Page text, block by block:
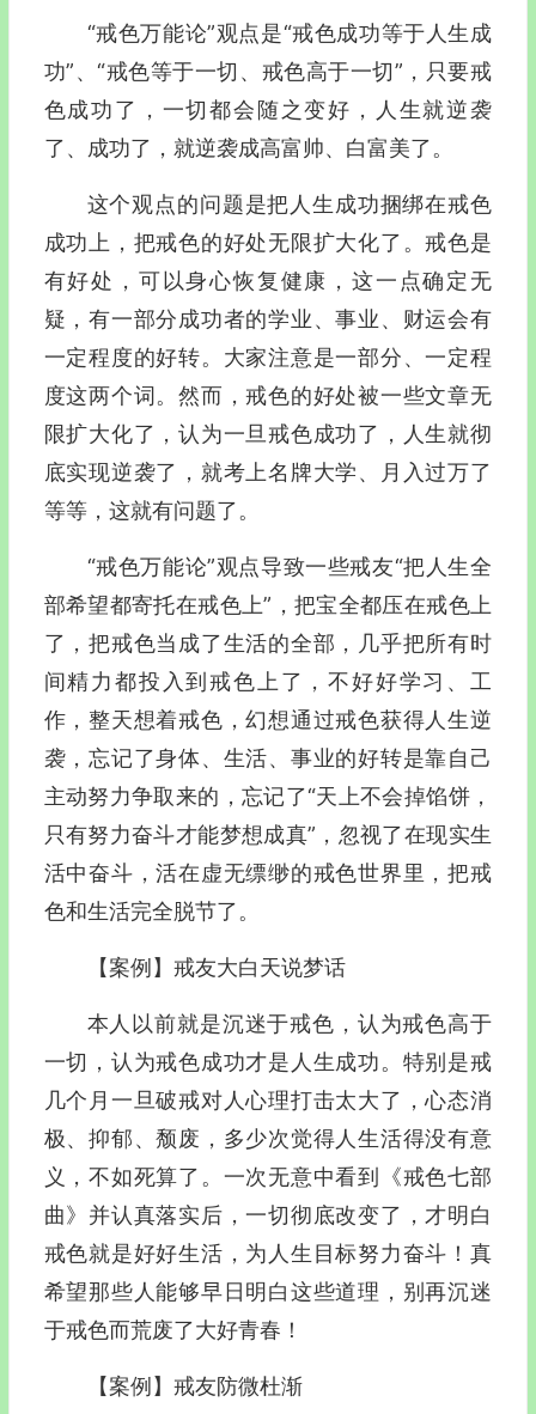
“戒色万能论”观点是“戒色成功等于人生成
功”、“戒色等于一切、戒色高于一切”，只要戒
色成功了，一切都会随之变好，人生就逆袭
了、成功了，就逆袭成高富帅、白富美了。
这个观点的问题是把人生成功捆绑在戒色
成功上，把戒色的好处无限扩大化了。戒色是
有好处，可以身心恢复健康，这一点确定无
疑，有一部分成功者的学业、事业、财运会有
一定程度的好转。大家注意是一部分、一定程
度这两个词。然而，戒色的好处被一些文章无
限扩大化了，认为一旦戒色成功了，人生就彻
底实现逆袭了，就考上名牌大学、月入过万了
等等，这就有问题了。
“戒色万能论”观点导致一些戒友“把人生全
部希望都寄托在戒色上”，把宝全都压在戒色上
了，把戒色当成了生活的全部，几乎把所有时
间精力都投入到戒色上了，不好好学习、工
作，整天想着戒色，幻想通过戒色获得人生逆
袭，忘记了身体、生活、事业的好转是靠自己
主动努力争取来的，忘记了“天上不会掉馅饼，
只有努力奋斗才能梦想成真”，忽视了在现实生
活中奋斗，活在虚无缥缈的戒色世界里，把戒
色和生活完全脱节了。
【案例】戒友大白天说梦话
本人以前就是沉迷于戒色，认为戒色高于
一切，认为戒色成功才是人生成功。特别是戒
几个月一旦破戒对人心理打击太大了，心态消
极、抑郁、颓废，多少次觉得人生活得没有意
义，不如死算了。一次无意中看到《戒色七部
曲》并认真落实后，一切彻底改变了，才明白
戒色就是好好生活，为人生目标努力奋斗！真
希望那些人能够早日明白这些道理，别再沉迷
于戒色而荒废了大好青春！
【案例】戒友防微杜渐